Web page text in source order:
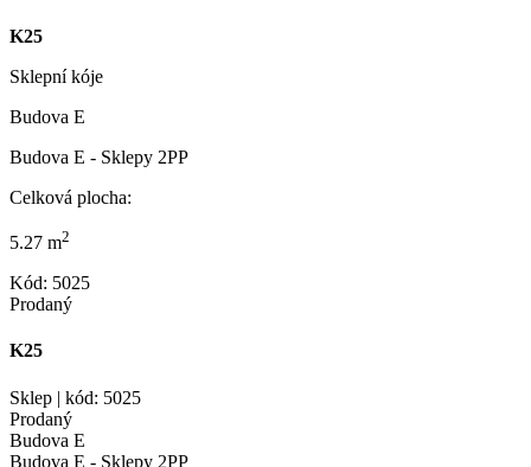
K25
Sklepní kóje
Budova E
Budova E - Sklepy 2PP
Celková plocha:
5.27 m2
Kód: 5025
Prodaný
K25
Sklep | kód: 5025
Prodaný
Budova E
Budova E - Sklepy 2PP